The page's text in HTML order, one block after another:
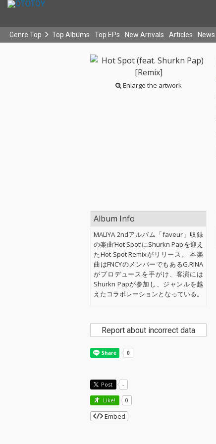
Genre Top Top Albums Top EPs New Arrivals Articles News
Enlarge the artwork
Album Info
MALIYA 2ndアルバム「faveur」収録
の楽曲’Hot Spot’にShurkn Papを迎え
たHot Spot Remixがリリース。 本楽
曲はFNCYのメンバーでもあるG.RINA
がプロデュースを手がけ、客演には
Shurkn Papが参加し、ジャンルを越
えたコラボレーションとなっている。
Report about incorrect data
Post -
Like! 0
Embed